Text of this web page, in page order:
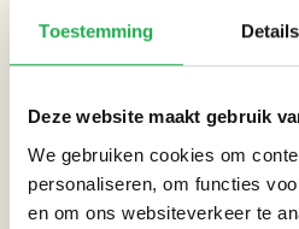
Toestemming Details
Deze website maakt gebruik
We gebruiken cookies om
personaliseren, om functies
en om ons websiteverkeer te
De Burmanstraat in stadsdeel
Het stadsdeel voert groot
aan. Dat betekent dat het
zal worden afgevoerd en niet
vuilwater riool.